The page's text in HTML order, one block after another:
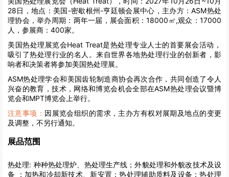
28日，地点：美国-密歇根州-亨廷顿会展中心，主办方：ASM热处
理协会，举办周期：两年一届，展会面积：18000㎡,观众：17000
人，参展商：400家。
美国热处理展览会Heat Treat是热处理专业人士的首要展会活动，
吸引了热处理行业的名人。来自世界各地热处理行业的创新者，影
响者和决策者将参加美国热处理展。
ASM热处理学会和美国齿轮制造商协会再次合作，共同创造了令人
兴奋的教育，技术，网络和博览会机会全部在ASM热处理会议暨博
览会和MPT博览会上举行。
注意事项： 因展览会组织的需求，主办方有权对展期及地点的变更
及调整，不另行通知。
展品范围
热处理: 种种热处理炉、热处理生产线；外貌处理和外貌改技术及设
备 ；加热和冷却新技术、新安置；热处理辅助质料及设备；热处理